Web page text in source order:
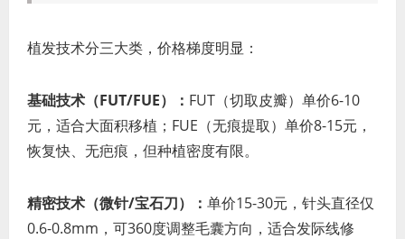
植发技术分三大类，价格梯度明显：
基础技术（FUT/FUE）： FUT（切取皮瓣）单价6-10
元，适合大面积移植；FUE（无痕提取）单价8-15元，
恢复快、无疤痕，但种植密度有限。
精密技术（微针/宝石刀）： 单价15-30元，针头直径仅
0.6-0.8mm，可360度调整毛囊方向，适合发际线修